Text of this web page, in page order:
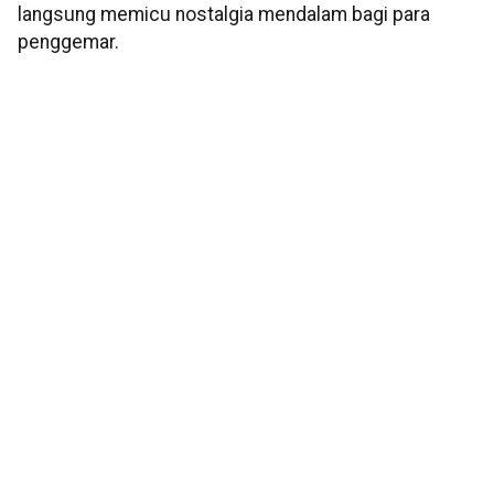
langsung memicu nostalgia mendalam bagi para
penggemar.